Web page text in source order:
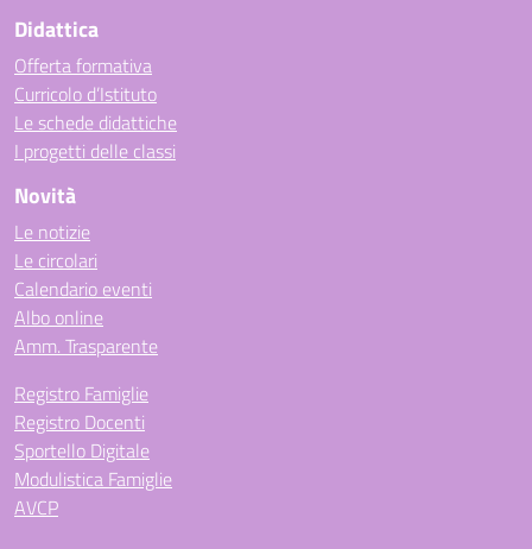
Didattica
Offerta formativa
Curricolo d’Istituto
Le schede didattiche
I progetti delle classi
Novità
Le notizie
Le circolari
Calendario eventi
Albo online
Amm. Trasparente
Registro Famiglie
Registro Docenti
Sportello Digitale
Modulistica Famiglie
AVCP